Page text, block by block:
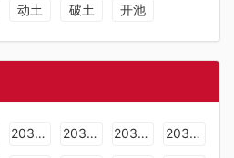
动土 破土 开池
2033年日历表 2032年日历表 2031年日历表 2030年日历表